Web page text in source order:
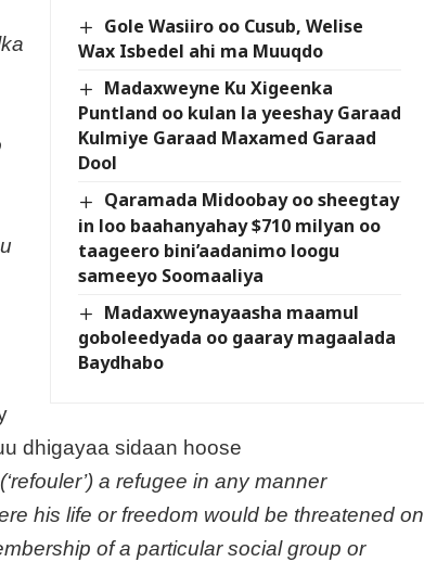
Gole Wasiiro oo Cusub, Welise
Wax Isbedel ahi ma Muuqdo
Madaxweyne Ku Xigeenka
Puntland oo kulan la yeeshay Garaad
Kulmiye Garaad Maxamed Garaad
Dool
Qaramada Midoobay oo sheegtay
in loo baahanyahay $710 milyan oo
taageero bini’aadanimo loogu
sameeyo Soomaaliya
Madaxweynayaasha maamul
goboleedyada oo gaaray magaalada
Baydhabo
dhigayaa sidaan hoose
a refugee in any manner
his life or freedom would be threatened on
of a particular social group or